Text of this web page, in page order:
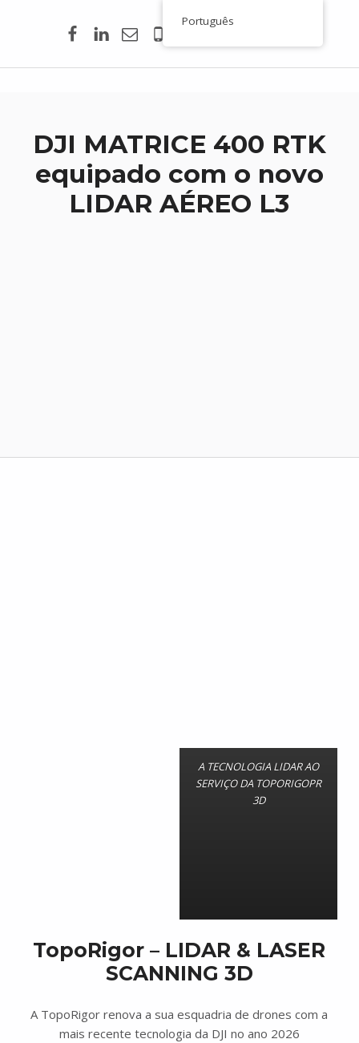
00351 938 354 756
DJI MATRICE 400 RTK
equipado com o novo
LIDAR AÉREO L3
A TECNOLOGIA LIDAR AO
SERVIÇO DA TOPORIGOPR
3D
TopoRigor – LIDAR & LASER
SCANNING 3D
A TopoRigor renova a sua esquadria de drones com a
mais recente tecnologia da DJI no ano 2026
Português